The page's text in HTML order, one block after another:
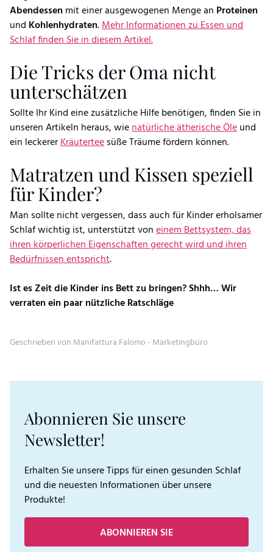
Abendessen mit einer ausgewogenen Menge an Proteinen
und Kohlenhydraten.Mehr Informationen zu Essen und
Schlaf finden Sie in diesem Artikel.
Die Tricks der Oma nicht
unterschätzen
Sollte Ihr Kind eine zusätzliche Hilfe benötigen, finden Sie in
unseren Artikeln heraus, wienatürliche ätherische Öleund
ein leckererKräuterteesüße Träume fördern können.
Matratzen und Kissen speziell
für Kinder?
Man sollte nicht vergessen, dass auch für Kinder erholsamer
Schlaf wichtig ist, unterstützt voneinem Bettsystem, das
ihren körperlichen Eigenschaften gerecht wird und ihren
Bedürfnissen entspricht.
Ist es Zeit die Kinder ins Bett zu bringen? Shhh… Wir
verraten ein paar nützliche Ratschläge
Geschrieben von Manifattura Falomo - Marketingbüro
Abonnieren Sie unsere
Newsletter!
Erhalten Sie unsere Tipps für einen gesunden Schlaf
und die neuesten Informationen über unsere
Produkte!
ABONNIEREN SIE